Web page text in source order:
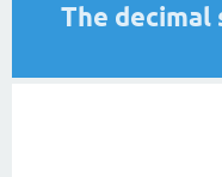
The decimal